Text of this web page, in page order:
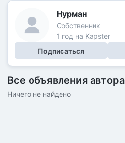
Нурман
Собственник
1 год на Kapster
Подписаться
Все объявления автора
Ничего не найдено